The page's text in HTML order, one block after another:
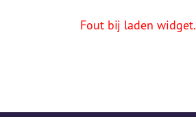
Fout bij laden widget.